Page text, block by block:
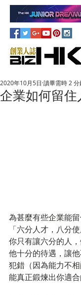
企業如何留住
2020年10月5日 讀畢需時 2 分
為甚麼有些企業能
「六分人才，八分
你只有讓六分的人
他十分的待遇，讓
犯錯（因為能力不
能真正鍛煉出你適合